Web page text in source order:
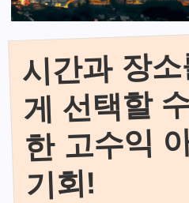
시간과 장
게 선택할
한 고수익
기회!